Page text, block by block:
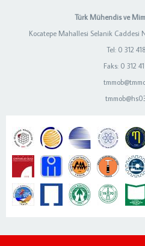
Türk Mühendis ve
Kocatepe Mahallesi Selanik Caddesi
Tel: 0 312
Faks: 0 312